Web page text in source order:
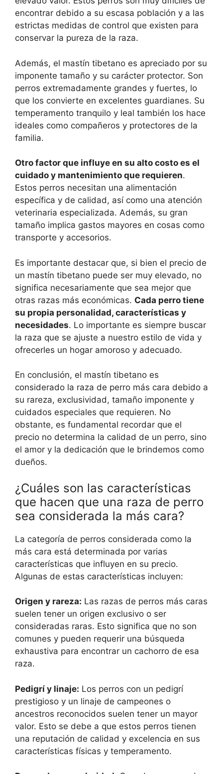
encontrar debido a su escasa población y a las
estrictas medidas de control que existen para
conservar la pureza de la raza.
Además, el mastín tibetano es apreciado por su
imponente tamaño y su carácter protector. Son
perros extremadamente grandes y fuertes, lo
que los convierte en excelentes guardianes. Su
temperamento tranquilo y leal también los hace
ideales como compañeros y protectores de la
familia.
Otro factor que influye en su alto costo es el
cuidado y mantenimiento que requieren.
Estos perros necesitan una alimentación
específica y de calidad, así como una atención
veterinaria especializada. Además, su gran
tamaño implica gastos mayores en cosas como
transporte y accesorios.
Es importante destacar que, si bien el precio de
un mastín tibetano puede ser muy elevado, no
significa necesariamente que sea mejor que
otras razas más económicas. Cada perro tiene
su propia personalidad, características y
necesidades. Lo importante es siempre buscar
la raza que se ajuste a nuestro estilo de vida y
ofrecerles un hogar amoroso y adecuado.
En conclusión, el mastín tibetano es
considerado la raza de perro más cara debido a
su rareza, exclusividad, tamaño imponente y
cuidados especiales que requieren. No
obstante, es fundamental recordar que el
precio no determina la calidad de un perro, sino
el amor y la dedicación que le brindemos como
dueños.
¿Cuáles son las características
que hacen que una raza de perro
sea considerada la más cara?
La categoría de perros considerada como la
más cara está determinada por varias
características que influyen en su precio.
Algunas de estas características incluyen:
Origen y rareza: Las razas de perros más caras
suelen tener un origen exclusivo o ser
consideradas raras. Esto significa que no son
comunes y pueden requerir una búsqueda
exhaustiva para encontrar un cachorro de esa
raza.
Pedigrí y linaje: Los perros con un pedigrí
prestigioso y un linaje de campeones o
ancestros reconocidos suelen tener un mayor
valor. Esto se debe a que estos perros tienen
una reputación de calidad y excelencia en sus
características físicas y temperamento.